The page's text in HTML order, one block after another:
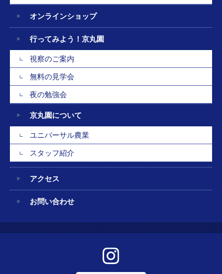
オンラインショップ
行ってみよう！京丸園
視察のご案内
無料の見学会
夜の勉強会
京丸園について
ユニバーサル農業
スタッフ紹介
アクセス
お問い合わせ